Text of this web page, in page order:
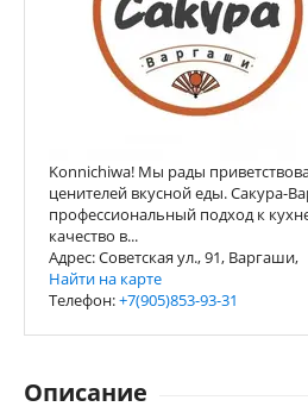
Konnichiwa! Мы рады
ценителей вкусной еды. Сакура-
профессиональный подход к
качество в...
Адрес: Советская ул., 91, Варгаши,
Найти на карте
Телефон:+7(905)853-93-31
Описание